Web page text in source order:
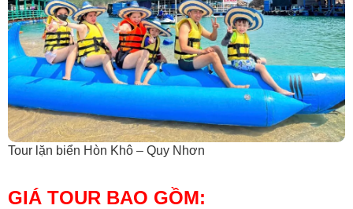
Tour lặn biển Hòn Khô – Quy Nhơn
GIÁ TOUR BAO GỒM: